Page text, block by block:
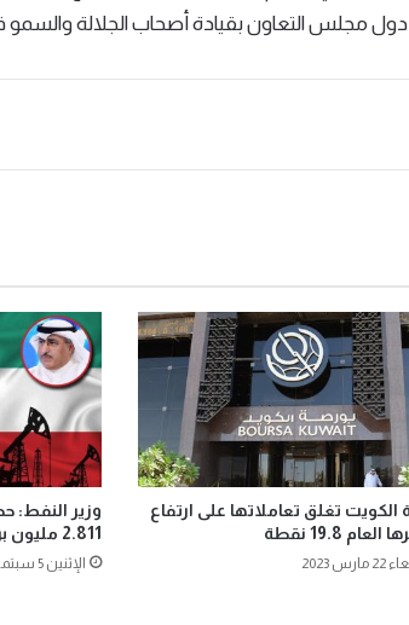
دول مجلس التعاون بقيادة أصحاب الجلالة
الكويت تغلق تعاملاتها على ارتفاع
19.8 نقطة
2023
وزير النفط:
2.811 مليون برميل يومياً
الإثنين 5 سبتمبر 2022